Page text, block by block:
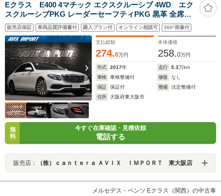
Eクラス E400 4マチック エクスクルーシブ 4WD エク
スクルーシブPKG レーダーセーフティPKG 黒革 全席シ
ートH ベンチレーター HUD アンビエントライト 純正
HDDナビ360°カメラ 純正18AW 禁煙 正規ディーラー車
販売店保証 車両品質評価書付 購入プラン付 オンライン相談可 360°画像付
支払総額
274.8万円
本体価格
258.0万円
年式 2017年 走行 5.3万km
車検
車検整備付 修復
なし
保証
保証付 整備
法定整備付
住所
大阪府東大阪市
無
料
今すぐ在庫確認・見積依頼
電話する
販売店： （株）ｃａｎｔｅｒａ ＡＶＩＸ ＩＭＰＯＲＴ 東大阪店
メルセデス・ベンツ Eクラス（関西）の中古車